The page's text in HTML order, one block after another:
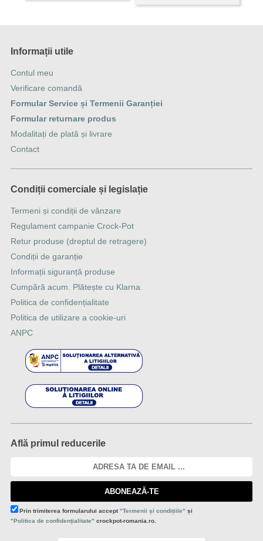
Informații utile
Contul meu
Verificare comandă
Formular Service și Termenii Garanției
Formular returnare produs
Modalitați de plată și livrare
Contact
Condiții comerciale și legislație
Termeni și condiții de vânzare
Regulament campanie Crock-Pot
Retur produse (dreptul de retragere)
Condiții de garanție
Informații siguranță produse
Cumpără acum. Plătește cu Klarna.
Politica de confidențialitate
Politica de utilizare a cookie-uri
ANPC
Află primul reducerile
ABONEAZĂ-TE
Prin trimiterea formularului accept"Termenii și condițiile" și
"Politica de confidențialitate" crockpot-romania.ro.